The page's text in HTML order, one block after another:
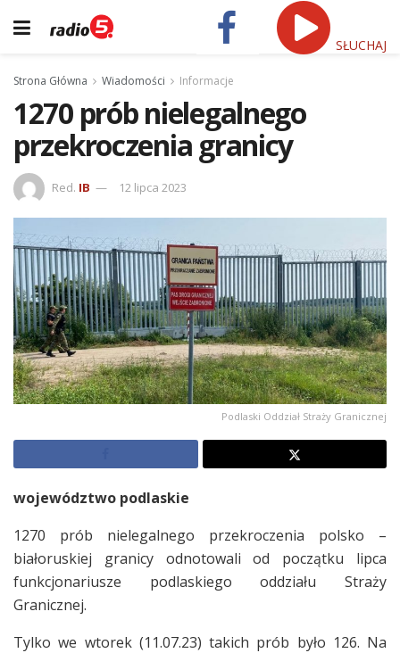
SŁUCHAJ
Strona Główna Wiadomości Informacje
1270 prób nielegalnego
przekroczenia granicy
Red. IB 12 lipca 2023
Podlaski Oddział Straży Granicznej
województwo podlaskie
1270 prób nielegalnego przekroczenia polsko –
białoruskiej granicy odnotowali od początku lipca
funkcjonariusze podlaskiego oddziału Straży
Granicznej.
Tylko we wtorek (11.07.23) takich prób było 126. Na